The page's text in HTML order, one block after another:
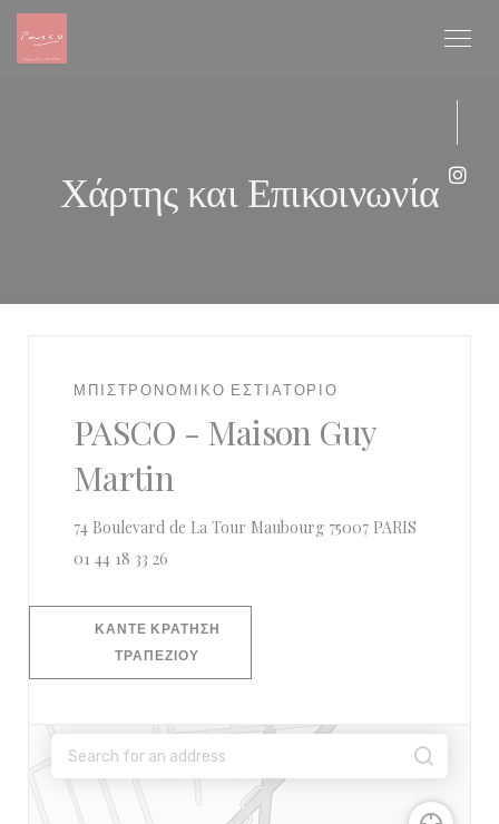
Πίνακας διαχείρισης "Μπισκότων" (Cookies)
Χάρτης και Επικοινωνία
ΜΠΙΣΤΡΌΝΟΜΙΚΟ ΕΣΤΙΑΤΌΡΙΟ
PASCO - Maison Guy
Martin
74 Boulevard de La Tour Maubourg 75007 PARIS
01 44 18 33 26
ΚΆΝΤΕ ΚΡΆΤΗΣΗ
ΤΡΑΠΕΖΙΟΎ